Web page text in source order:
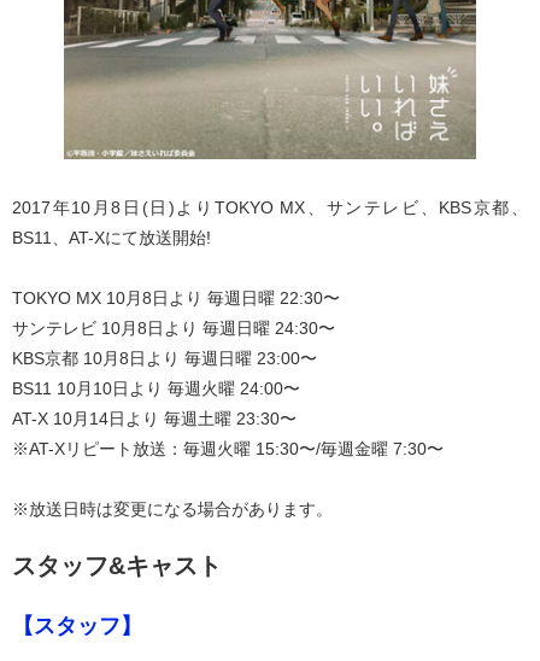
2017年10月8日(日)よりTOKYO MX、サンテレビ、KBS京都、
BS11、AT-Xにて放送開始!
TOKYO MX 10月8日より 毎週日曜 22:30〜
サンテレビ 10月8日より 毎週日曜 24:30〜
KBS京都 10月8日より 毎週日曜 23:00〜
BS11 10月10日より 毎週火曜 24:00〜
AT-X 10月14日より 毎週土曜 23:30〜
※AT-Xリピート放送：毎週火曜 15:30〜/毎週金曜 7:30〜
※放送日時は変更になる場合があります。
スタッフ&キャスト
【スタッフ】